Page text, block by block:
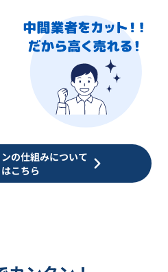
の仕組みについて
こちら